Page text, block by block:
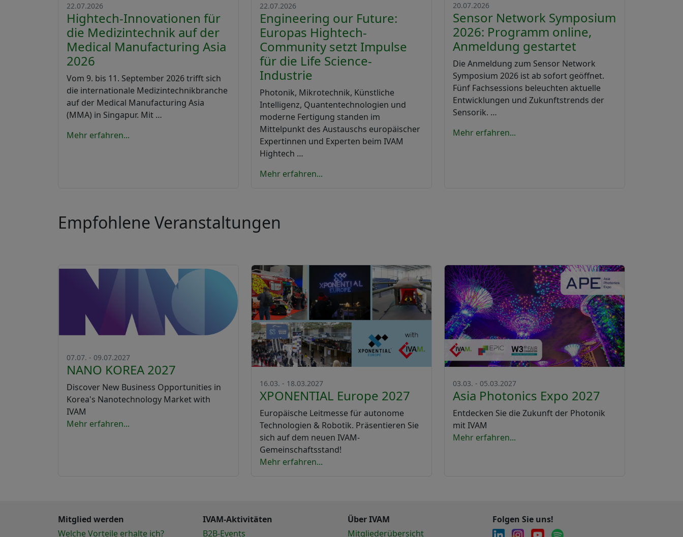
22.07.2026
Hightech-Innovationen für
die Medizintechnik auf der
Medical Manufacturing Asia
2026
Vom 9. bis 11. September 2026 trifft sich
die internationale Medizintechnikbranche
auf der Medical Manufacturing Asia
(MMA) in Singapur. Mit …
Mehr erfahren...
22.07.2026
Engineering our Future:
Europas Hightech-
Community setzt Impulse
für die Life Science-
Industrie
Photonik, Mikrotechnik, Künstliche
Intelligenz, Quantentechnologien und
moderne Fertigung standen im
Mittelpunkt des Austauschs europäischer
Expertinnen und Experten beim IVAM
Hightech …
Mehr erfahren...
20.07.2026
Sensor Network Symposium
2026: Programm online,
Anmeldung gestartet
Die Anmeldung zum Sensor Network
Symposium 2026 ist ab sofort geöffnet.
Fünf Fachsessions beleuchten aktuelle
Entwicklungen und Zukunftstrends der
Sensorik. …
Mehr erfahren...
Empfohlene Veranstaltungen
07.07. - 09.07.2027
NANO KOREA 2027
Discover New Business Opportunities in
Korea's Nanotechnology Market with
IVAM
Mehr erfahren...
16.03. - 18.03.2027
XPONENTIAL Europe 2027
Europäische Leitmesse für autonome
Technologien & Robotik. Präsentieren Sie
sich auf dem neuen IVAM-
Gemeinschaftsstand!
Mehr erfahren...
03.03. - 05.03.2027
Asia Photonics Expo 2027
Entdecken Sie die Zukunft der Photonik
mit IVAM
Mehr erfahren...
Mitglied werden
Welche Vorteile erhalte ich?
IVAM-Aktivitäten
B2B-Events
Über IVAM
Mitgliederübersicht
Folgen Sie uns!